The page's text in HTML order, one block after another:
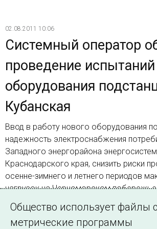
02.08.2011 10:06
Системный оператор
проведение испытаний
оборудования
Кубанская
Ввод в работу нового оборудования
надежность электроснабжения
Западного энергорайона
Краснодарского края, снизить риски
осенне-зимнего и летнего периодов
нагрузок на Черноморском
дополнительные возможности по
присоединению потребителей к
Общество использует файлы
метрические программы